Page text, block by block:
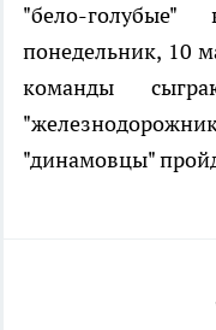
"бело-
понедельник, 10
команды
"динамовцы"